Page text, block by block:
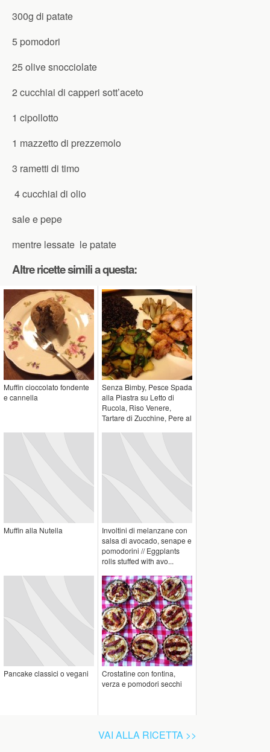
300g di patate
5 pomodori
25 olive snocciolate
2 cucchiai di capperi sott’aceto
1 cipollotto
1 mazzetto di prezzemolo
3 rametti di timo
4 cucchiai di olio
sale e pepe
mentre lessate le patate
Altre ricette simili a questa:
Muffin cioccolato fondente
e cannella
Senza Bimby, Pesce Spada
alla Piastra su Letto di
Rucola, Riso Venere,
Tartare di Zucchine, Pere al
Muffin alla Nutella
Involtini di melanzane con
salsa di avocado, senape e
pomodorini // Eggplants
rolls stuffed with avo...
Pancake classici o vegani
Crostatine con fontina,
verza e pomodori secchi
VAI ALLA RICETTA >>